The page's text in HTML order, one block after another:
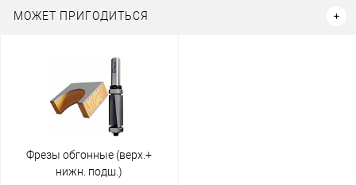
МОЖЕТ ПРИГОДИТЬСЯ
Фрезы обгонные (верх.+
нижн. подш.)